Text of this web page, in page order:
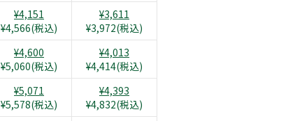
¥4,151
¥4,566(税込)
¥3,611
¥3,972(税込)
¥4,600
¥5,060(税込)
¥4,013
¥4,414(税込)
¥5,071
¥5,578(税込)
¥4,393
¥4,832(税込)